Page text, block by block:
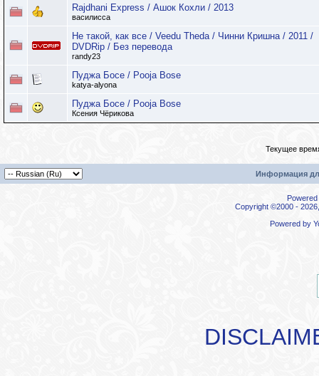
Rajdhani Express / Ашок Кохли / 2013
василисса
Не такой, как все / Veedu Theda / Чинни Кришна / 2011 /
DVDRip / Без перевода
randy23
Пуджа Босе / Pooja Bose
katya-alyona
Пуджа Босе / Pooja Bose
Ксения Чёрикова
Текущее
Информация
Copyright ©2000 -
Powered by